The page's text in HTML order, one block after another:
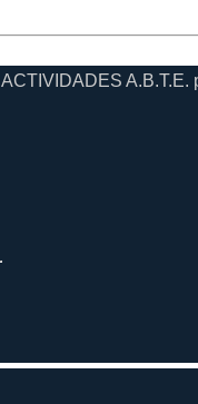
ACTIVIDADES A.B.T.E.